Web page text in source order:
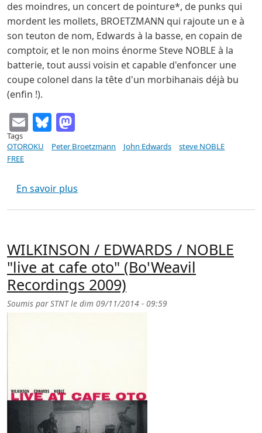
des moindres, un concert de pointure*, de punks qui
mordent les mollets, BROETZMANN qui rajoute un e à
son teuton de nom, Edwards à la basse, en copain de
comptoir, et le non moins énorme Steve NOBLE à la
batterie, tout aussi voisin et capable d'enfoncer une
coupe colonel dans la tête d'un morbihanais déjà bu
(enfin !).
EmailBluesky
Tags
OTOROKU
Peter Broetzmann John Edwards
steve NOBLE
FREE
En savoir plus
WILKINSON / EDWARDS / NOBLE
"live at cafe oto" (Bo'Weavil
Recordings 2009)
Soumis parSTNTle dim 09/11/2014 - 09:59